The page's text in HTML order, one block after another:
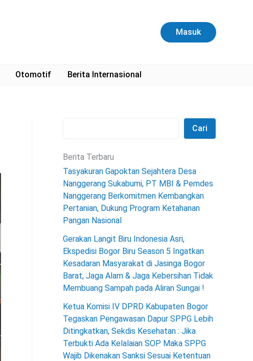
Masuk
Otomotif Berita Internasional
Cari
Berita Terbaru
Tasyakuran Gapoktan Sejahtera Desa
Nanggerang Sukabumi, PT MBI & Pemdes
Nanggerang Berkomitmen Kembangkan
Pertanian, Dukung Program Ketahanan
Pangan Nasional
Gerakan Langit Biru Indonesia Asri,
Ekspedisi Bogor Biru Season 5 Ingatkan
Kesadaran Masyarakat di Jasinga Bogor
Barat, Jaga Alam & Jaga Kebersihan Tidak
Membuang Sampah pada Aliran Sungai !
Ketua Komisi IV DPRD Kabupaten Bogor
Tegaskan Pengawasan Dapur SPPG Lebih
Ditingkatkan, Sekdis Kesehatan : Jika
Terbukti Ada Kelalaian SOP Maka SPPG
Wajib Dikenakan Sanksi Sesuai Ketentuan